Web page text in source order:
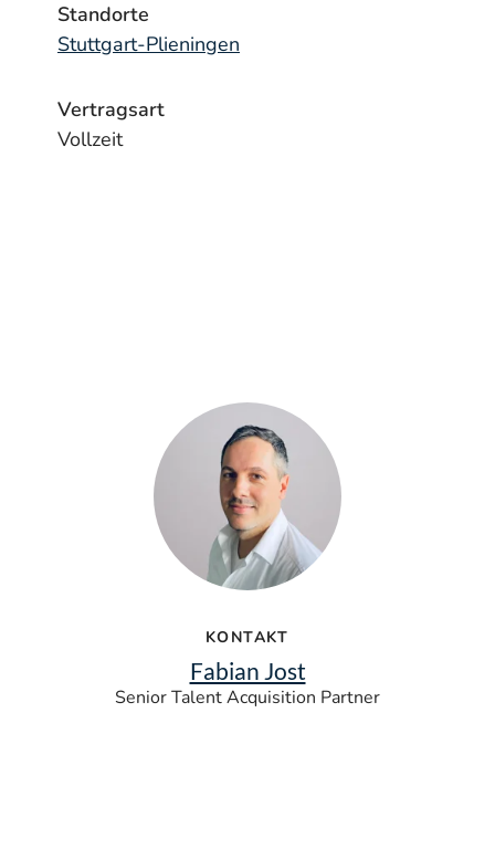
Standorte
Stuttgart-Plieningen
Vertragsart
Vollzeit
KONTAKT
Fabian Jost
Senior Talent Acquisition Partner